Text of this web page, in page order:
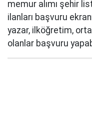
memur alımı şehir
ilanları başvuru
yazar, ilköğretim,
olanlar başvuru